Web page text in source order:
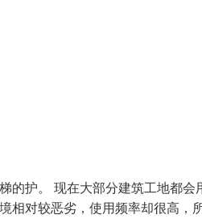
的护。 现在大部分建筑工地都会
相对较恶劣，使用频率却很高，